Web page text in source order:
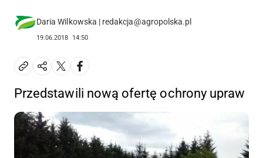
Daria Wilkowska | redakcja@agropolska.pl
19.06.2018 14:50
Przedstawili nową ofertę ochrony upraw